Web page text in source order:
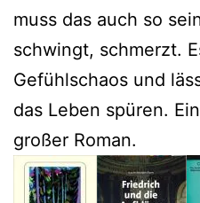
muss das auch so
schwingt, schmerzt.
Gefühlschaos und
das Leben spüren.
großer Roman.